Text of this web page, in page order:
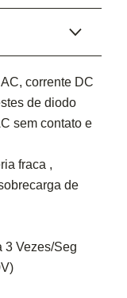
corrente DC
de diodo
sem contato e
fraca ,
de
3 Vezes/Seg